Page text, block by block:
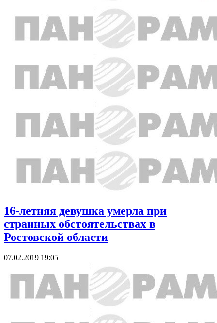
16-летняя девушка умерла при
странных обстоятельствах в
Ростовской области
07.02.2019 19:05